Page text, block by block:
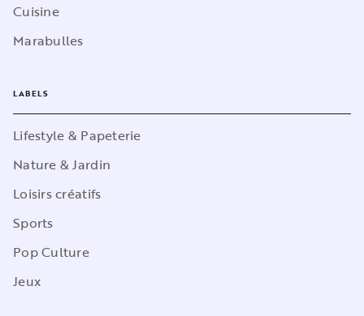
Cuisine
Marabulles
LABELS
Lifestyle & Papeterie
Nature & Jardin
Loisirs créatifs
Sports
Pop Culture
Jeux